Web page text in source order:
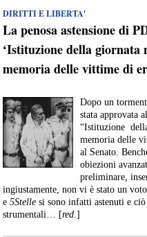
DIRITTI E LIBERTA'
La penosa astensione di
‘Istituzione della
memoria delle vittime di
Dopo un
stata approvata
“Istituzione
memoria delle
al Senato.
obiezioni
preliminare,
ingiustamente, non vi è stato un
e 5Stelle si sono infatti astenuti e
strumentali… [red.]